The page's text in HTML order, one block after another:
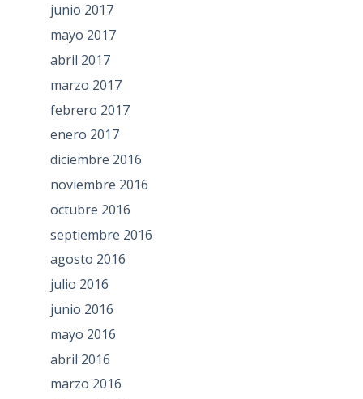
junio 2017
mayo 2017
abril 2017
marzo 2017
febrero 2017
enero 2017
diciembre 2016
noviembre 2016
octubre 2016
septiembre 2016
agosto 2016
julio 2016
junio 2016
mayo 2016
abril 2016
marzo 2016